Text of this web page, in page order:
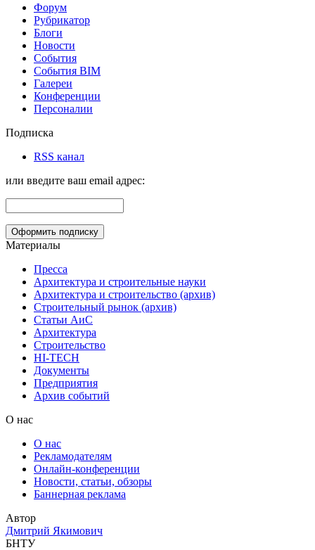
Форум
Рубрикатор
Блоги
Новости
События
События BIM
Галереи
Конференции
Персоналии
Подписка
RSS канал
или введите ваш email адрес:
Материалы
Пресса
Архитектура и строительные науки
Архитектура и строительство (архив)
Строительный рынок (архив)
Статьи АиС
Архитектура
Строительство
HI-TECH
Документы
Предприятия
Архив событий
О нас
О нас
Рекламодателям
Онлайн-конференции
Новости, статьи, обзоры
Баннерная реклама
Автор
Дмитрий Якимович
БНТУ